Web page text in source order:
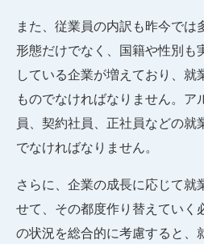
また、従業員の内訳も昨今では
形態だけでなく、国籍や性別も
している企業が増えており、就
ものでなければなりません。ア
員、契約社員、正社員などの就
でなければなりません。
さらに、企業の成長に応じて就
せて、その都度作り替えていく
の状況を総合的に考慮すると、